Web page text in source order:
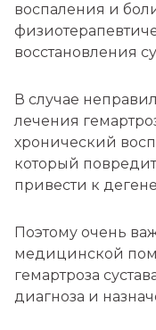
воспаления и
восстановления
В случае
лечения
хронический
который
привести к
Поэтому очень
медицинской
гемартроза
диагноза и